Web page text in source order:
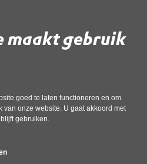
maakt gebruik
goed te laten functioneren en om
van onze website. U gaat akkoord met
gebruiken.
treffen om lozingen te